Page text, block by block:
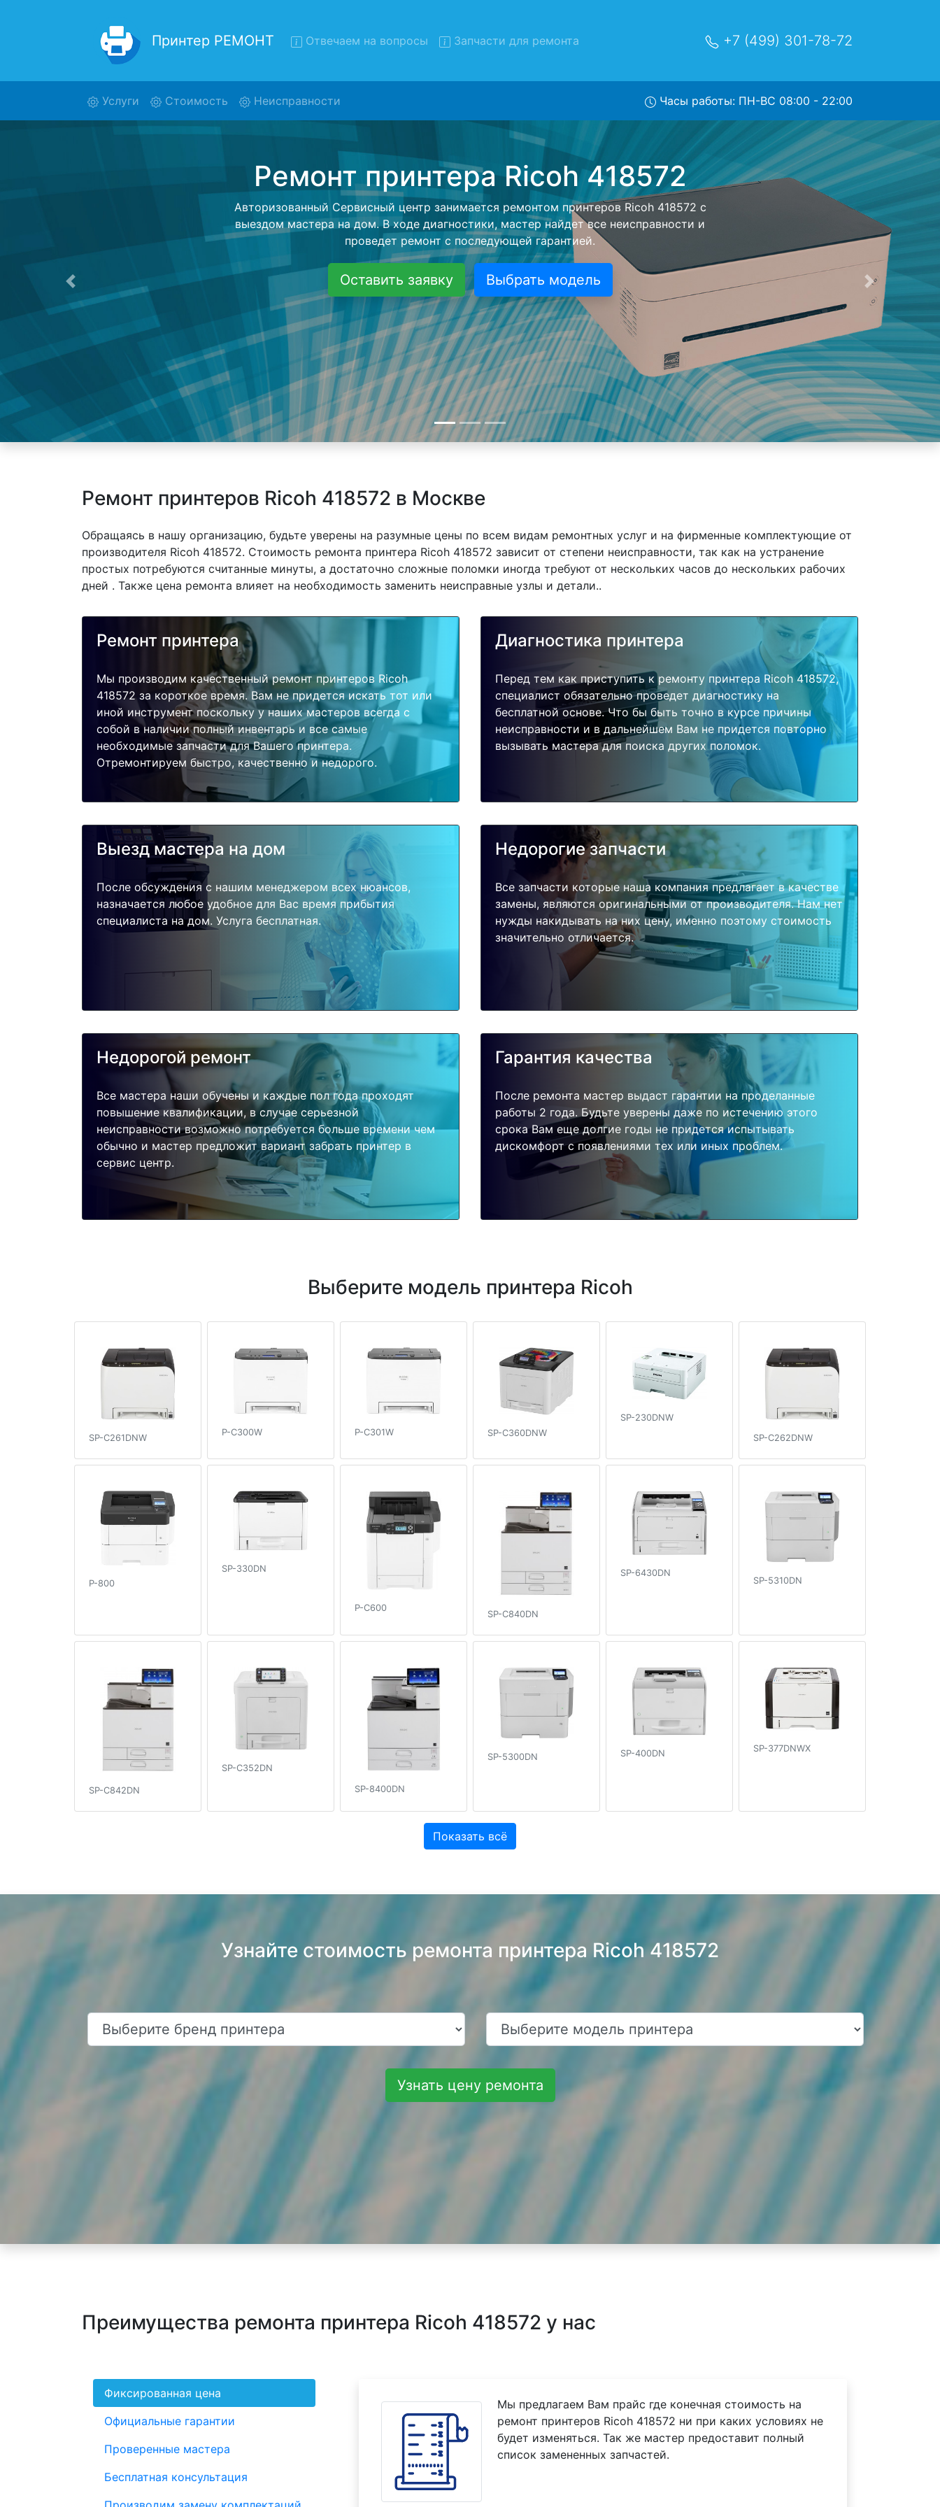
Принтер РЕМОНТ Отвечаем на вопросы Запчасти для ремонта +7 (499) 301-78-72
Услуги (current)Стоимость Неисправности Часы работы: ПН-ВС 08:00 - 22:00
Ремонт принтеров Ricoh 418572 с
вывозом в сервис
Ремонт принтеров Ricoh 418572 с вывозом в сервисный центр и обратно - с
помощью нашей бесплатной услуги, специалист заберет Ваш принтер для
дальнейшего более детального ремонта. Оговоренная стоимость ремонта
останется неизменно при возвращении видеотехники обратно.
Оставить заявку Выбрать модель
Предыдущая Следующая
Ремонт принтеров Ricoh 418572 в Москве
Обращаясь в нашу организацию, будьте уверены на разумные цены по всем видам ремонтных услуг и на фирменные комплектующие от
производителя Ricoh 418572. Стоимость ремонта принтера Ricoh 418572 зависит от степени неисправности, так как на устранение
простых потребуются считанные минуты, а достаточно сложные поломки иногда требуют от нескольких часов до нескольких рабочих
дней . Также цена ремонта влияет на необходимость заменить неисправные узлы и детали..
Ремонт принтера
Мы производим качественный ремонт принтеров Ricoh
418572 за короткое время. Вам не придется искать тот или
иной инструмент поскольку у наших мастеров всегда с
собой в наличии полный инвентарь и все самые
необходимые запчасти для Вашего принтера.
Отремонтируем быстро, качественно и недорого.
Диагностика принтера
Перед тем как приступить к ремонту принтера Ricoh 418572,
специалист обязательно проведет диагностику на
бесплатной основе. Что бы быть точно в курсе причины
неисправности и в дальнейшем Вам не придется повторно
вызывать мастера для поиска других поломок.
Выезд мастера на дом
После обсуждения с нашим менеджером всех нюансов,
назначается любое удобное для Вас время прибытия
специалиста на дом. Услуга бесплатная.
Недорогие запчасти
Все запчасти которые наша компания предлагает в качестве
замены, являются оригинальными от производителя. Нам нет
нужды накидывать на них цену, именно поэтому стоимость
значительно отличается.
Недорогой ремонт
Все мастера наши обучены и каждые пол года проходят
повышение квалификации, в случае серьезной
неисправности возможно потребуется больше времени чем
обычно и мастер предложит вариант забрать принтер в
сервис центр.
Гарантия качества
После ремонта мастер выдаст гарантии на проделанные
работы 2 года. Будьте уверены даже по истечению этого
срока Вам еще долгие годы не придется испытывать
дискомфорт с появлениями тех или иных проблем.
Выберите модель принтера Ricoh
SP-C261DNW
P-C300W P-C301W SP-C360DNW
SP-230DNW
SP-C262DNW
P-800
SP-330DN
P-C600
SP-C840DN
SP-6430DN
SP-5310DN
SP-C842DN
SP-C352DN
SP-8400DN
SP-5300DN SP-400DN SP-377DNWX
Показать всё
Узнайте стоимость ремонта принтера Ricoh 418572
Узнать цену ремонта
Преимущества ремонта принтера Ricoh 418572 у нас
Фиксированная цена
Официальные гарантии
Проверенные мастера
Бесплатная консультация
Мы предлагаем Вам прайс где конечная стоимость на
ремонт принтеров Ricoh 418572 ни при каких условиях не
будет изменяться. Так же мастер предоставит полный
список замененных запчастей.